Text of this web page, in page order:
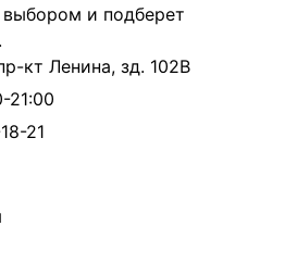
выбором и подберет
кт Ленина, зд. 102В
21:00
21